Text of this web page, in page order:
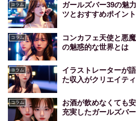
コラム
ガールズバー39の魅
ツとおすすめポイント
コラム
コンカフェ天使と悪
の魅惑的な世界とは
コラム
イラストレーターが
た収入がクリエイテ
コラム
お酒が飲めなくても
充実したガールズバ